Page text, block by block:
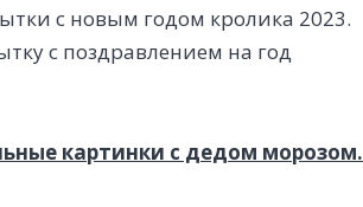
с новым годом кролика 2023.
с поздравлением на год
картинки с дедом морозом.